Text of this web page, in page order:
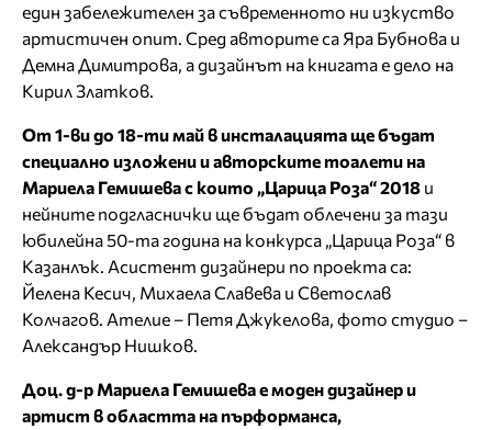
един забележителен за съвременното ни изкуство
артистичен опит. Сред авторите са Яра Бубнова и
Демна Димитрова, а дизайнът на книгата е дело на
Кирил Златков.
От 1-ви до 18-ти май в инсталацията ще бъдат
специално изложени и авторските тоалети на
Мариела Гемишева с които „Царица Роза“ 2018 и
нейните подгласнички ще бъдат облечени за тази
юбилейна 50-та година на конкурса „Царица Роза“ в
Казанлък. Асистент дизайнери по проекта са:
Йелена Кесич, Михаела Славева и Светослав
Колчагов. Ателие – Петя Джукелова, фото студио –
Александър Нишков.
Доц. д-р Мариела Гемишева е моден дизайнер и
артист в областта на пърформанса,